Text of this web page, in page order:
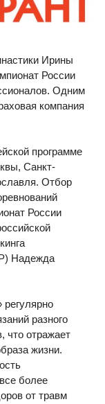
Ирины
России
Одним
компания
программе
Санкт-
Отбор
России
Надежда
разного
что отражает
жизни.
более
от травм